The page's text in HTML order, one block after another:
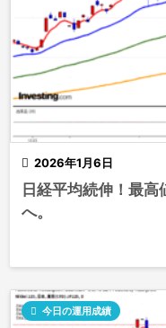
 2026年1月6日
日経平均続伸！最
へ。
 今日の運用成績